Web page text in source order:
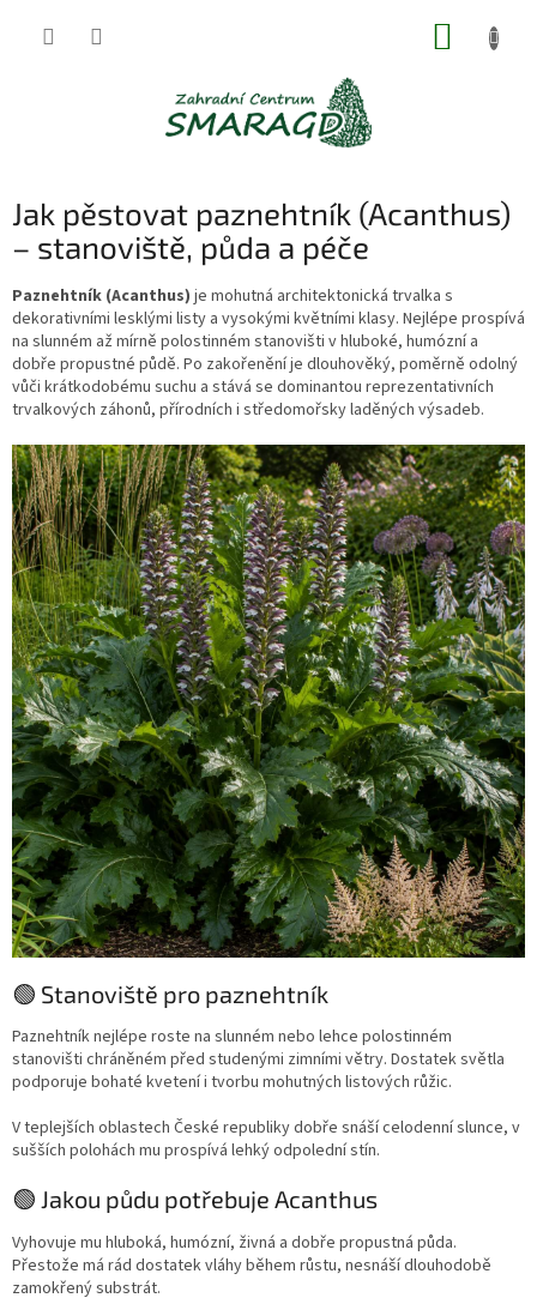
Jak pěstovat paznehtník (Acanthus)
– stanoviště, půda a péče
Paznehtník (Acanthus) je mohutná architektonická trvalka s
dekorativními lesklými listy a vysokými květními klasy. Nejlépe prospívá
na slunném až mírně polostinném stanovišti v hluboké, humózní a
dobře propustné půdě. Po zakořenění je dlouhověký, poměrně odolný
vůči krátkodobému suchu a stává se dominantou reprezentativních
trvalkových záhonů, přírodních i středomořsky laděných výsadeb.
🟢 Stanoviště pro paznehtník
Paznehtník nejlépe roste na slunném nebo lehce polostinném
stanovišti chráněném před studenými zimními větry. Dostatek světla
podporuje bohaté kvetení i tvorbu mohutných listových růžic.
V teplejších oblastech České republiky dobře snáší celodenní slunce, v
sušších polohách mu prospívá lehký odpolední stín.
🟢 Jakou půdu potřebuje Acanthus
Vyhovuje mu hluboká, humózní, živná a dobře propustná půda.
Přestože má rád dostatek vláhy během růstu, nesnáší dlouhodobě
zamokřený substrát.